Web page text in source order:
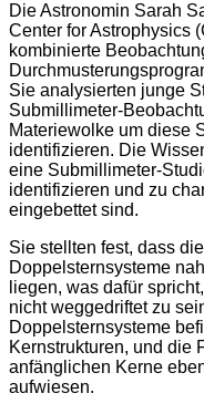
Die Astronomin Sarah
Center for Astrophysics
kombinierte
Sie analysierten junge
Submillimeter-
Materiewolke um diese
identifizieren. Die
eine Submillimeter-
identifizieren und zu
eingebettet sind.
Sie stellten fest, dass
Doppelsternsysteme
liegen, was dafür
nicht weggedriftet zu
Doppelsternsysteme
Kernstrukturen, und die
anfänglichen Kerne
aufwiesen.